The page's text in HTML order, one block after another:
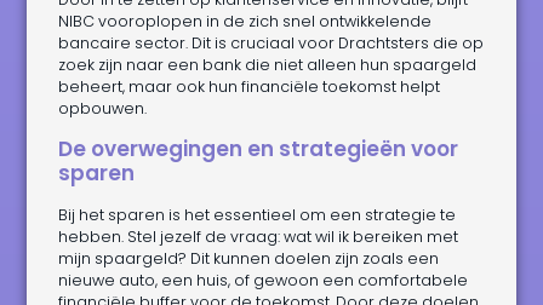
NIBC vooroplopen in de zich snel ontwikkelende
bancaire sector. Dit is cruciaal voor Drachtsters die op
zoek zijn naar een bank die niet alleen hun spaargeld
beheert, maar ook hun financiële toekomst helpt
opbouwen.
De overwegingen en strategieën voor
sparen
Bij het sparen is het essentieel om een strategie te
hebben. Stel jezelf de vraag: wat wil ik bereiken met
mijn spaargeld? Dit kunnen doelen zijn zoals een
nieuwe auto, een huis, of gewoon een comfortabele